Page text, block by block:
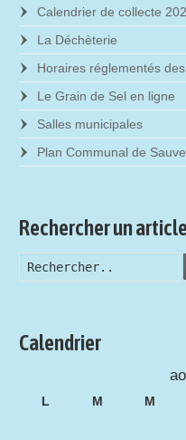
Calendrier de collecte
La Déchèterie
Horaires réglementés
Le Grain de Sel en ligne
Salles municipales
Plan Communal de
Rechercher un article
Calendrier
L M M